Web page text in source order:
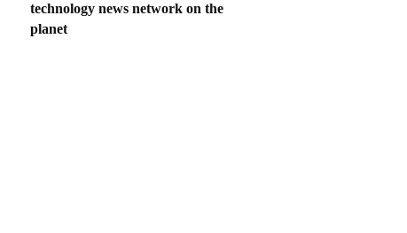
technology news network on the
planet